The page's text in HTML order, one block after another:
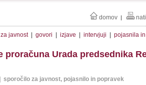
domov |
javnost| govori izjave intervjuji pojasnila
proračuna Urada predsednika
sporočilo za javnost, pojasnilo in popravek